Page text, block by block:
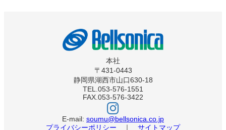
本社
〒431-0443
静岡県湖西市山口630-18
TEL.053-576-1551
FAX.053-576-3422
ベ
ル
ソ
ニ
E-mail: soumu@bellsonica.co.jp
プライバシーポリシー ｜ サイトマップ